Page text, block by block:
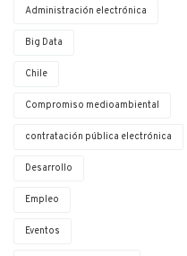
Administración electrónica
Big Data
Chile
Compromiso medioambiental
contratación pública electrónica
Desarrollo
Empleo
Eventos